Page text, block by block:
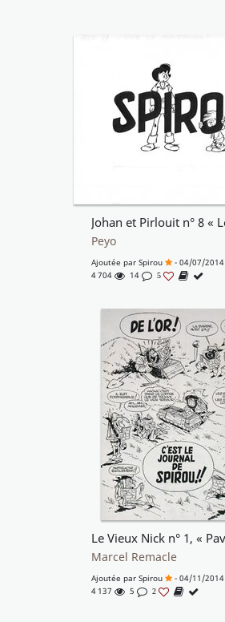
Peyo
Ajoutée par Spirou
- 04/07/2014
4 704
14 5
Marcel Remacle
Ajoutée par Spirou
- 04/11/2014
4 137
5 2